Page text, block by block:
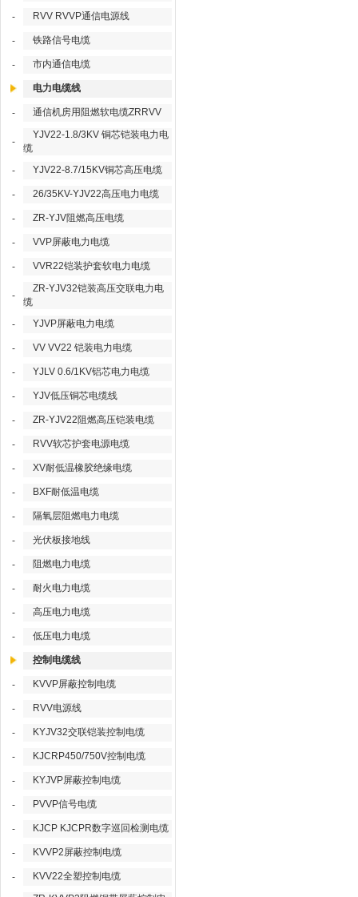
- RVV RVVP通信电源线
- 铁路信号电缆
- 市内通信电缆
电力电缆线
- 通信机房用阻燃软电缆ZRRVV
-
YJV22-1.8/3KV 铜芯铠装电力电
缆
-
YJV22-8.7/15KV铜芯高压电缆
- 26/35KV-YJV22高压电力电缆
- ZR-YJV阻燃高压电缆
- VVP屏蔽电力电缆
- VVR22铠装护套软电力电缆
-
ZR-YJV32铠装高压交联电力电
缆
-
YJVP屏蔽电力电缆
- VV VV22 铠装电力电缆
- YJLV 0.6/1KV铝芯电力电缆
- YJV低压铜芯电缆线
- ZR-YJV22阻燃高压铠装电缆
- RVV软芯护套电源电缆
- XV耐低温橡胶绝缘电缆
- BXF耐低温电缆
- 隔氧层阻燃电力电缆
- 光伏板接地线
- 阻燃电力电缆
- 耐火电力电缆
- 高压电力电缆
- 低压电力电缆
控制电缆线
- KVVP屏蔽控制电缆
- RVV电源线
- KYJV32交联铠装控制电缆
- KJCRP450/750V控制电缆
- KYJVP屏蔽控制电缆
- PVVP信号电缆
- KJCP KJCPR数字巡回检测电缆
- KVVP2屏蔽控制电缆
-
KVV22全塑控制电缆